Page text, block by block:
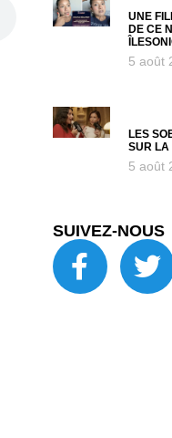
UNE
DE CE
5 août
LES
SUR LA
5 août
SUIVEZ-NOUS